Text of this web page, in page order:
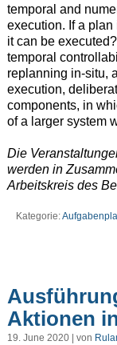
temporal and
execution. If a
it can be
temporal
replanning in-situ,
execution,
components, in
of a larger system
Die
werden in
Arbeitskreis des
Kategorie:
Aktionen
19. June 2020 | von